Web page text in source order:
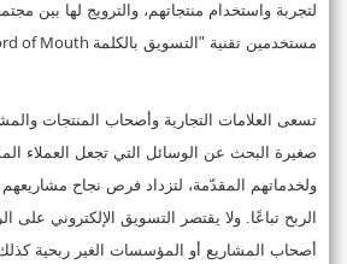
لتجربة واستخدام منتجاتهم، والترويج لها بين
مستخدمين تقنية "التسويق بالكلمة of Mouth
تسعى العلامات التجارية وأصحاب المنتجات
صغيرة البحث عن الوسائل التي تجعل العملاء
ولخدماتهم المقدّمة، لتزداد فرص نجاح
الربح تباعًا. ولا يقتصر التسويق الإلكتروني
أصحاب المشاريع أو المؤسسات الغير ربحية